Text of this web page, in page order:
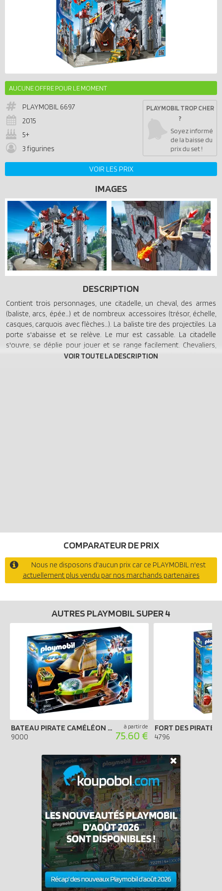
AUCUNE OFFRE POUR LE MOMENT
PLAYMOBIL 6697
2015
5+
3 figurines
PLAYMOBIL TROP CHER
?
Soyez informé
de la baisse du
prix du set !
VOIR LES PRIX
IMAGES
DESCRIPTION
Contient trois personnages, une citadelle, un cheval, des armes
(baliste, arcs, épée…) et de nombreux accessoires (trésor, échelle,
casques, carquois avec flèches…). La baliste tire des projectiles. La
porte s'abaisse et se relève. Le mur est cassable. La citadelle
s'ouvre, se déplie pour jouer et se range facilement. Chevaliers,
emparons-nous du trésor ! Avec le Baron Noir et les soldats de
COMPARATEUR DE PRIX
Nous ne disposons d'aucun prix car ce PLAYMOBIL n'est
actuellement plus vendu par nos marchands partenaires
AUTRES PLAYMOBIL SUPER 4
BATEAU PIRATE CAMÉLÉON AVEC RUBY
9000
à partir de
75.60 € 4796